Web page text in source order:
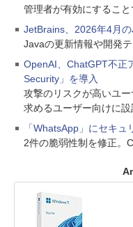
管理者が有効にするこ
JetBrains、2026年4月
Javaの更新情報や開発
OpenAI、ChatGPT不正
Security」を導入
攻撃のリスクが高いユ
求めるユーザー向けに設
「WhatsApp」にセキュ
2件の脆弱性制を修正。